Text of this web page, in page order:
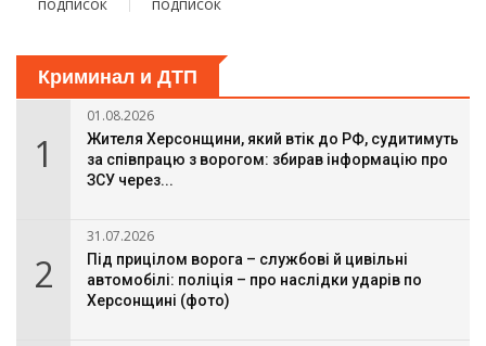
Криминал и ДТП
1
01.08.2026
Жителя Херсонщини, який втік до РФ, судитимуть
за співпрацю з ворогом: збирав інформацію про
ЗСУ через...
2
31.07.2026
Під прицілом ворога – службові й цивільні
автомобілі: поліція – про наслідки ударів по
Херсонщині (фото)